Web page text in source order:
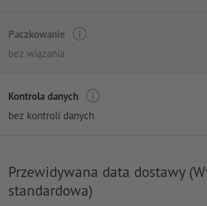
Paczkowanie
bez wiązania
Kontrola danych
bez kontroli danych
Przewidywana data dostawy
standardowa)